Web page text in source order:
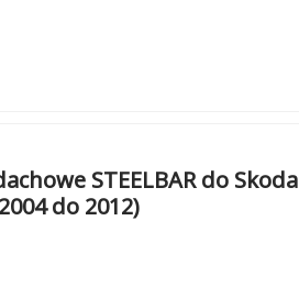
STEELBAR do Skoda
do 2012)